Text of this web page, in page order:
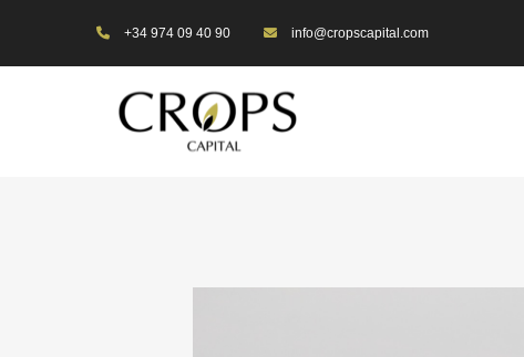
+34 974 09 40 90 info@cropscapital.com